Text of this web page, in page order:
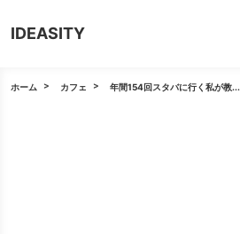
IDEASITY
ホーム カフェ 年間154回スタバに行く私が教...